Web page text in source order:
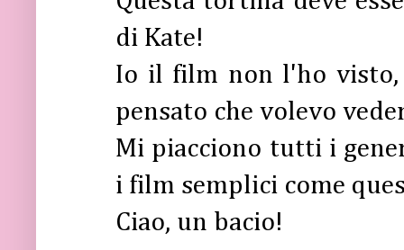
di Kate!
Io il film non l'ho
pensato che volevo
Mi piacciono tutti i
i film semplici come
Ciao, un bacio!